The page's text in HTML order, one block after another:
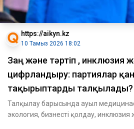
https://aikyn.kz
10 Тамыз 2026 18:02
Заң және тәртіп , инклюзия
цифрландыру: партиялар
тақырыптарды талқылады?
Талқылау барысында ауыл
экология, бизнесті қолдау,